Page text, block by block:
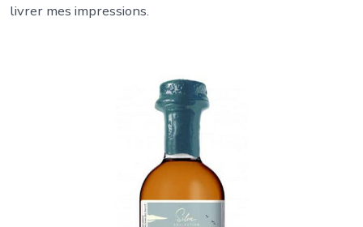
livrer mes impressions.